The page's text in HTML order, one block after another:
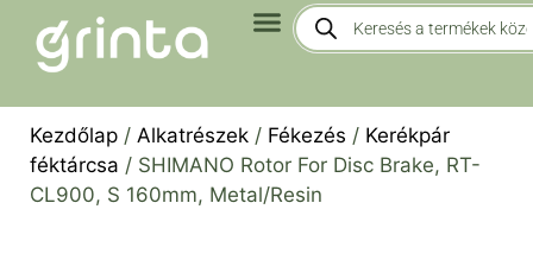
Kezdőlap / Alkatrészek / Fékezés / Kerékpár
féktárcsa / SHIMANO Rotor For Disc Brake, RT-
CL900, S 160mm, Metal/Resin